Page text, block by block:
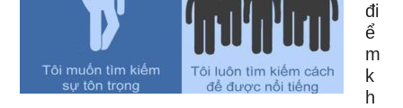
đi
ể
m
k
h